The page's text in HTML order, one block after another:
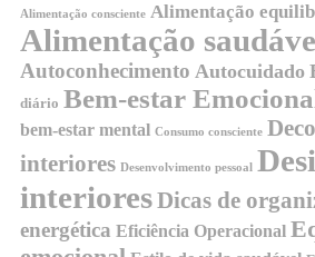
Alimentação consciente Alimentação
Alimentação
Autoconhecimento Autocuidado
diário Bem-estar
bem-estar mental Consumo consciente
interiores Desenvolvimento pessoal
interioresDicas de
energética Eficiência Operacional